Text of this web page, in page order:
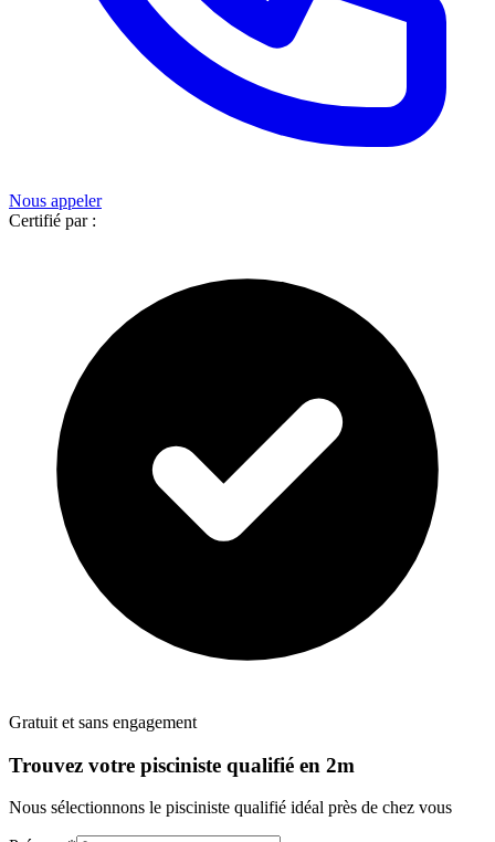
Nous appeler
Certifié par :
Gratuit et sans engagement
Trouvez votre pisciniste qualifié en 2m
Nous sélectionnons le pisciniste qualifié idéal près de chez vous